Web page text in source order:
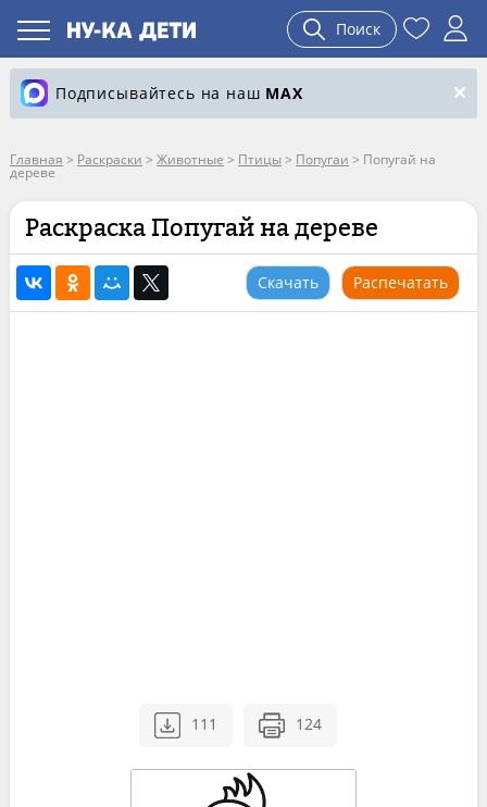
Поиск
Подписывайтесь на наш MAX
Главная > Раскраски > Животные > Птицы > Попугаи > Попугай на
дереве
Раскраска Попугай на дереве
Скачать Распечатать
111 124